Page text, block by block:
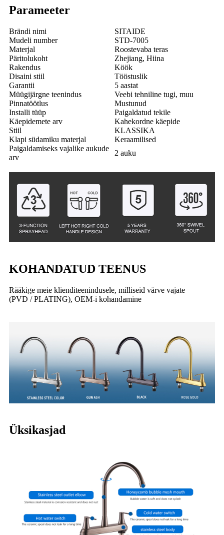
Parameeter
Brändi nimi
SITAIDE
Mudeli number
STD-7005
Materjal
Roostevaba teras
Päritolukoht
Zhejiang, Hiina
Rakendus
Köök
Disaini stiil
Tööstuslik
Garantii
5 aastat
Müügijärgne teenindus
Veebi tehniline tugi, muu
Pinnatöötlus
Mustunud
Installi tüüp
Paigaldatud tekile
Käepidemete arv
Kahekordne käepide
Stiil
KLASSIKA
Klapi südamiku materjal
Keraamilised
Paigaldamiseks vajalike aukude
arv
2 auku
KOHANDATUD TEENUS
Rääkige meie klienditeenindusele, milliseid värve vajate
(PVD / PLATING), OEM-i kohandamine
Üksikasjad